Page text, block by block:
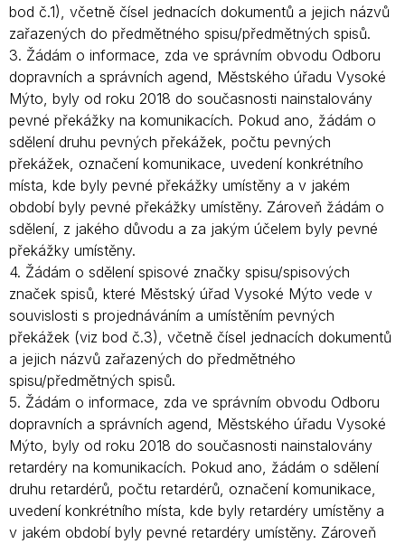
bod č.1), včetně čísel jednacích dokumentů a jejich názvů
zařazených do předmětného spisu/předmětných spisů.
3. Žádám o informace, zda ve správním obvodu Odboru
dopravních a správních agend, Městského úřadu Vysoké
Mýto, byly od roku 2018 do současnosti nainstalovány
pevné překážky na komunikacích. Pokud ano, žádám o
sdělení druhu pevných překážek, počtu pevných
překážek, označení komunikace, uvedení konkrétního
místa, kde byly pevné překážky umístěny a v jakém
období byly pevné překážky umístěny. Zároveň žádám o
sdělení, z jakého důvodu a za jakým účelem byly pevné
překážky umístěny.
4. Žádám o sdělení spisové značky spisu/spisových
značek spisů, které Městský úřad Vysoké Mýto vede v
souvislosti s projednáváním a umístěním pevných
překážek (viz bod č.3), včetně čísel jednacích dokumentů
a jejich názvů zařazených do předmětného
spisu/předmětných spisů.
5. Žádám o informace, zda ve správním obvodu Odboru
dopravních a správních agend, Městského úřadu Vysoké
Mýto, byly od roku 2018 do současnosti nainstalovány
retardéry na komunikacích. Pokud ano, žádám o sdělení
druhu retardérů, počtu retardérů, označení komunikace,
uvedení konkrétního místa, kde byly retardéry umístěny a
v jakém období byly pevné retardéry umístěny. Zároveň